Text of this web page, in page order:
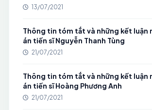
13/07/2021
Thông tin tóm tắt và những kết luận
án tiến sĩ Nguyễn Thanh Tùng
21/07/2021
Thông tin tóm tắt và những kết luận
án tiến sĩ Hoàng Phương Anh
21/07/2021